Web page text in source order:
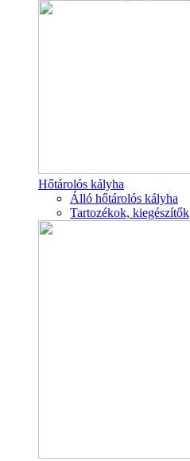
Hőtárolós kályha
Álló hőtárolós kályha
Tartozékok, kiegészítők